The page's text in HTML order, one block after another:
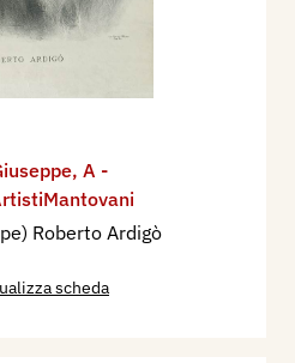
, A -
Roberto Ardigò
scheda